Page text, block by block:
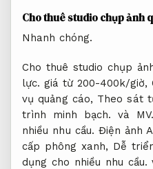
Cho thuê studio chụp ảnh
Nhanh chóng.
Cho thuê studio chụp
lực. giá từ 200-400k/giờ,
vụ quảng cáo, Theo sát
trình minh bạch. và
nhiều nhu cầu. Điện ảnh
cấp phông xanh, Dễ
dụng cho nhiều nhu cầu.